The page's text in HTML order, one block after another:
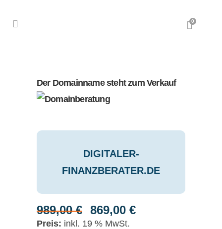
0
Der Domainname steht zum Verkauf
DIGITALER-
FINANZBERATER.DE
989,00€
Ursprünglicher
Preis
869,00 €Aktueller
inkl. 19 % MwSt.